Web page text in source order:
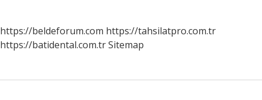
https://beldeforum.com https://tahsilatpro.com.tr
https://batidental.com.trSitemap